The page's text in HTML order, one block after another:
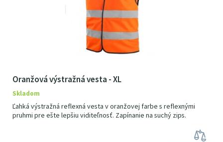
Oranžová výstražná vesta - XL
Ľahká výstražná reflexná vesta v oranžovej farbe s reflexnými
pruhmi pre ešte lepšiu viditeľnosť. Zapínanie na suchý zips.
Skladom